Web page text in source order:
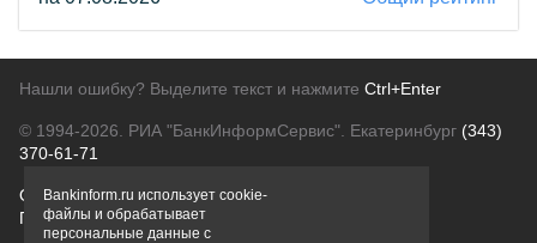
Нашли ошибку? Выделите текст и нажмите Ctrl+Enter
© 1994-2026. РИА "БанкИнформСервис". Екатеринбург (343)
370-61-71
О проектеПолитика конфиденциальности
Правовая информацияДля рекламодателей
Bankinform.ru использует cookie-
файлы и обрабатывает
персональные данные с